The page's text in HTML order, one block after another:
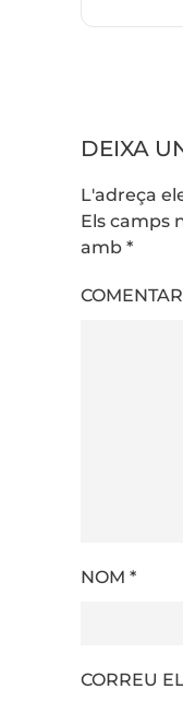
DEIXA
L'adreça
Els camps
amb *
NOM *
CORREU